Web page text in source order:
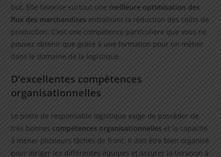
but. Elle favorise surtout une meilleure optimisation des
flux des marchandises entraînant la réduction des coûts de
production. C’est une compétence particulière que vous ne
pouvez obtenir que grâce à une formation pour un métier
dans le domaine de la logistique.
D’excellentes compétences
organisationnelles
Le poste de responsable logistique exige de posséder de
très bonnes compétences organisationnelles et la capacité
à mener plusieurs tâches de front. Il doit être bien organisé
pour diriger les différentes équipes et assurer la livraison à